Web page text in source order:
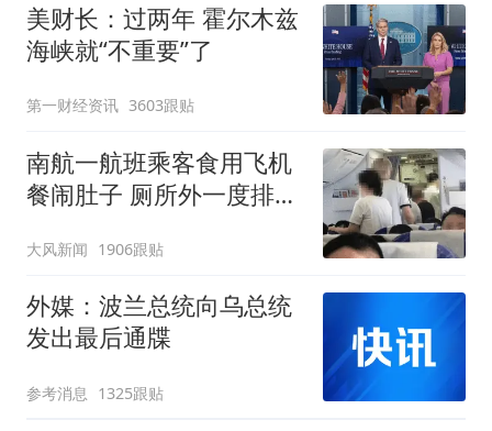
美财长：过两年 霍尔木兹
海峡就“不重要”了
第一财经资讯 3603跟贴
南航一航班乘客食用飞机
餐闹肚子 厕所外一度排长
大风新闻 1906跟贴
外媒：波兰总统向乌总统
发出最后通牒
参考消息 1325跟贴